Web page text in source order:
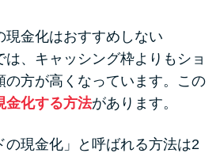
現金化はおすすめしない
は、キャッシング枠よりもショ
の方が高くなっています。この
金化する方法があります。
の現金化」と呼ばれる方法は2